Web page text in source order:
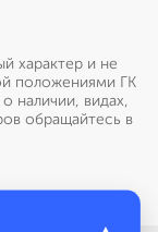
характер и не
положениями ГК
наличии, видах,
обращайтесь в